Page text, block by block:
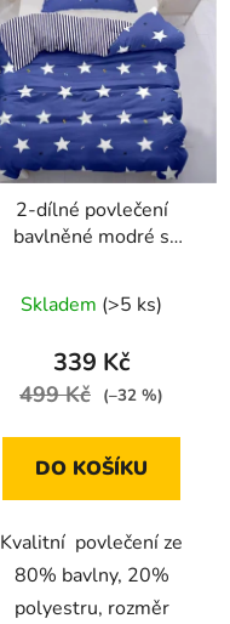
2-dílné povlečení
bavlněné modré s
jednu postel
Skladem (>5 ks)
339 Kč
499 Kč (–32 %)
DO KOŠÍKU
Kvalitní povlečení ze
80% bavlny, 20%
polyestru, rozměr